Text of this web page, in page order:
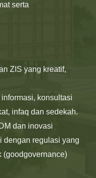
serta
ZIS yang kreatif,
konsultasi
infaq dan sedekah.
dan inovasi
dengan regulasi yang
(goodgovernance)